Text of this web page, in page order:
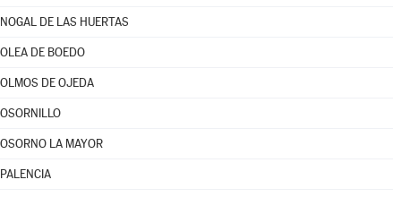
NOGAL DE LAS HUERTAS
OLEA DE BOEDO
OLMOS DE OJEDA
OSORNILLO
OSORNO LA MAYOR
PALENCIA